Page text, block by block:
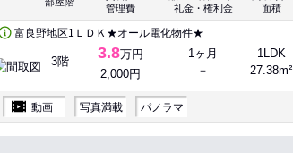
管理費
礼金・権利金
面積
富良野地区1ＬＤＫ★オール電化物件★
3階 3.8万円
2,000円
1ヶ月
－
1LDK
27.38m²
動画 写真満載 パノラマ